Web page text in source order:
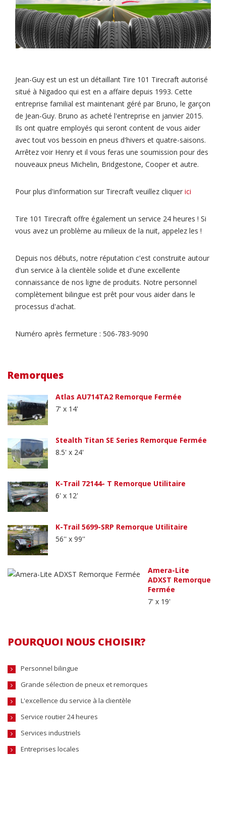
Jean-Guy est un est un détaillant Tire 101 Tirecraft autorisé
situé à Nigadoo qui est en a affaire depuis 1993. Cette
entreprise familial est maintenant géré par Bruno, le garçon
de Jean-Guy. Bruno as acheté l'entreprise en janvier 2015.
Ils ont quatre employés qui seront content de vous aider
avec tout vos bessoin en pneus d'hivers et quatre-saisons.
Arrêtez voir Henry et il vous feras une soumission pour des
nouveaux pneus Michelin, Bridgestone, Cooper et autre.
Pour plus d'information sur Tirecraft veuillez cliquer ici
Tire 101 Tirecraft offre également un service 24 heures ! Si
vous avez un problème au milieux de la nuit, appelez les !
Depuis nos débuts, notre réputation c'est construite autour
d'un service à la clientèle solide et d'une excellente
connaissance de nos ligne de produits. Notre personnel
complètement bilingue est prêt pour vous aider dans le
processus d'achat.
Numéro après fermeture : 506-783-9090
Remorques
Atlas AU714TA2 Remorque Fermée
7' x 14'
Stealth Titan SE Series Remorque Fermée
8.5' x 24'
K-Trail 72144- T Remorque Utilitaire
6' x 12'
K-Trail 5699-SRP Remorque Utilitaire
56'' x 99''
Amera-Lite
ADXST Remorque
Fermée
7' x 19'
POURQUOI NOUS CHOISIR?
Personnel bilingue
Grande sélection de pneux et remorques
L'excellence du service à la clientèle
Service routier 24 heures
Services industriels
Entreprises locales